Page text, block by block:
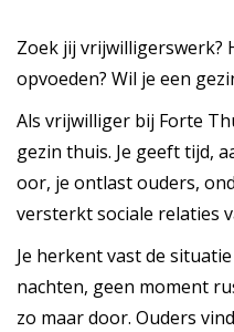
Zoek jij vrijwilligerswerk?
opvoeden? Wil je een
Als vrijwilliger bij Forte
gezin thuis. Je geeft tijd,
oor, je ontlast ouders,
versterkt sociale relaties
Je herkent vast de
nachten, geen moment
zo maar door. Ouders